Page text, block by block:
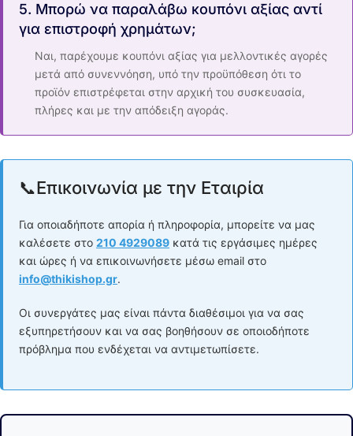
5. Μπορώ να παραλάβω κουπόνι αξίας αντί
για επιστροφή χρημάτων;
Ναι, παρέχουμε κουπόνι αξίας για μελλοντικές αγορές
μετά από συνεννόηση, υπό την προϋπόθεση ότι το
προϊόν επιστρέφεται στην αρχική του συσκευασία,
πλήρες και με την απόδειξη αγοράς.
📞Επικοινωνία με την Εταιρία
Για οποιαδήποτε απορία ή πληροφορία, μπορείτε να μας
καλέσετε στο 210 4929089 κατά τις εργάσιμες ημέρες
και ώρες ή να επικοινωνήσετε μέσω email στο
info@thikishop.gr.
Οι συνεργάτες μας είναι πάντα διαθέσιμοι για να σας
εξυπηρετήσουν και να σας βοηθήσουν σε οποιοδήποτε
πρόβλημα που ενδέχεται να αντιμετωπίσετε.